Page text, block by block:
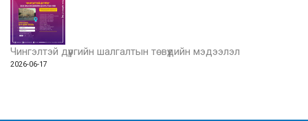
Чингэлтэй дүүргийн шалгалтын төвүүдийн мэдээлэл
2026-06-17